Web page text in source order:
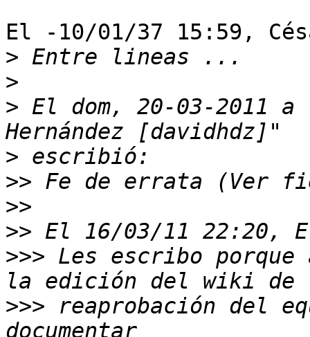
El -10/01/37 15:59,
>
>
> El dom, 20-03-2011
>
>>
>>
>>
>>> Les escribo
>>> reaprobación del